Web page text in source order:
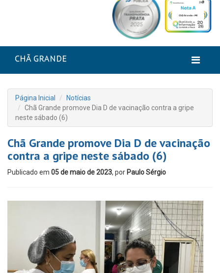
CHÃ GRANDE
Página Inicial
Notícias
Chã Grande promove Dia D de vacinação contra a gripe
neste sábado (6)
Chã Grande promove Dia D de vacinação
contra a gripe neste sábado (6)
Publicado em 05 de maio de 2023, por Paulo Sérgio